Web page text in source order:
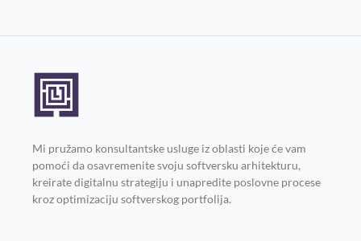
Mi pružamo konsultantske usluge iz oblasti koje će vam
pomoći da osavremenite svoju softversku arhitekturu,
kreirate digitalnu strategiju i unapredite poslovne procese
kroz optimizaciju softverskog portfolija.